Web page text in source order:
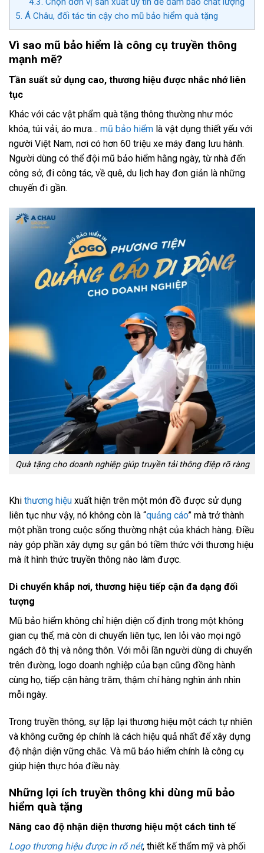
5. Á Châu, đối tác tin cậy cho mũ bảo hiểm quà tặng
Vì sao mũ bảo hiểm là công cụ truyền thông
mạnh mẽ?
Tần suất sử dụng cao, thương hiệu được nhắc nhớ liên
tục
Khác với các vật phẩm quà tặng thông thường như móc
khóa, túi vải, áo mưa… mũ bảo hiểm là vật dụng thiết yếu với
người Việt Nam, nơi có hơn 60 triệu xe máy đang lưu hành.
Người dùng có thể đội mũ bảo hiểm hằng ngày, từ nhà đến
công sở, đi công tác, về quê, du lịch hay đơn giản là những
chuyến đi gần.
Quà tặng cho doanh nghiệp giúp truyền tải thông điệp rõ ràng
Khi thương hiệu xuất hiện trên một món đồ được sử dụng
liên tục như vậy, nó không còn là “quảng cáo” mà trở thành
một phần trong cuộc sống thường nhật của khách hàng. Điều
này góp phần xây dựng sự gắn bó tiềm thức với thương hiệu
mà ít hình thức truyền thông nào làm được.
Di chuyển khắp nơi, thương hiệu tiếp cận đa dạng đối
tượng
Mũ bảo hiểm không chỉ hiện diện cố định trong một không
gian cụ thể, mà còn di chuyển liên tục, len lỏi vào mọi ngõ
ngách đô thị và nông thôn. Với mỗi lần người dùng di chuyển
trên đường, logo doanh nghiệp của bạn cũng đồng hành
cùng họ, tiếp cận hàng trăm, thậm chí hàng nghìn ánh nhìn
mỗi ngày.
Trong truyền thông, sự lặp lại thương hiệu một cách tự nhiên
và không cưỡng ép chính là cách hiệu quả nhất để xây dựng
độ nhận diện vững chắc. Và mũ bảo hiểm chính là công cụ
giúp hiện thực hóa điều này.
Những lợi ích truyền thông khi dùng mũ bảo
hiểm quà tặng
Nâng cao độ nhận diện thương hiệu một cách tinh tế
Logo thương hiệu được in rõ nét, thiết kế thẩm mỹ và phối